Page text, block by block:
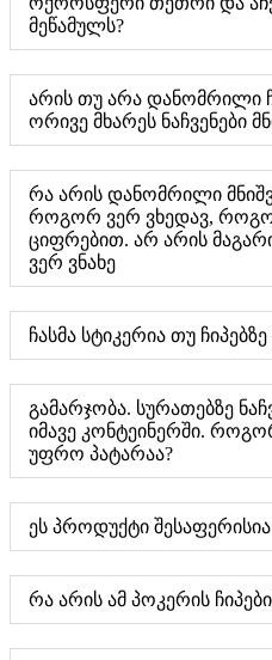
მეწამულს?
არის თუ არა დანომრილი
ორივე მხარეს ნაჩვენები
რა არის დანომრილი
როგორ ვერ ვხედავ,
ციფრებით. არ არის
ვერ ვნახე
ჩასმა სტიკერია თუ
გამარჯობა. სურათებზე
იმავე კონტეინერში.
უფრო პატარაა?
ეს პროდუქტი
რა არის ამ პოკერის